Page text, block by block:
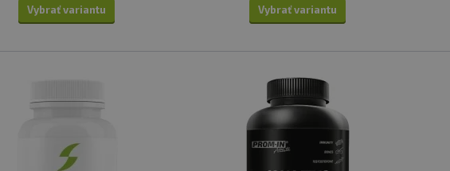
Vybrať variantu Vybrať variantu